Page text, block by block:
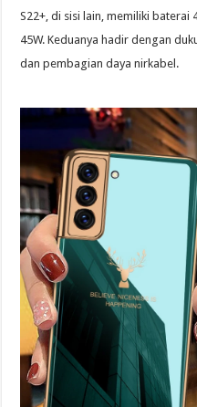
S22+, di sisi lain, memiliki
45W. Keduanya hadir dengan
dan pembagian daya nirkabel.